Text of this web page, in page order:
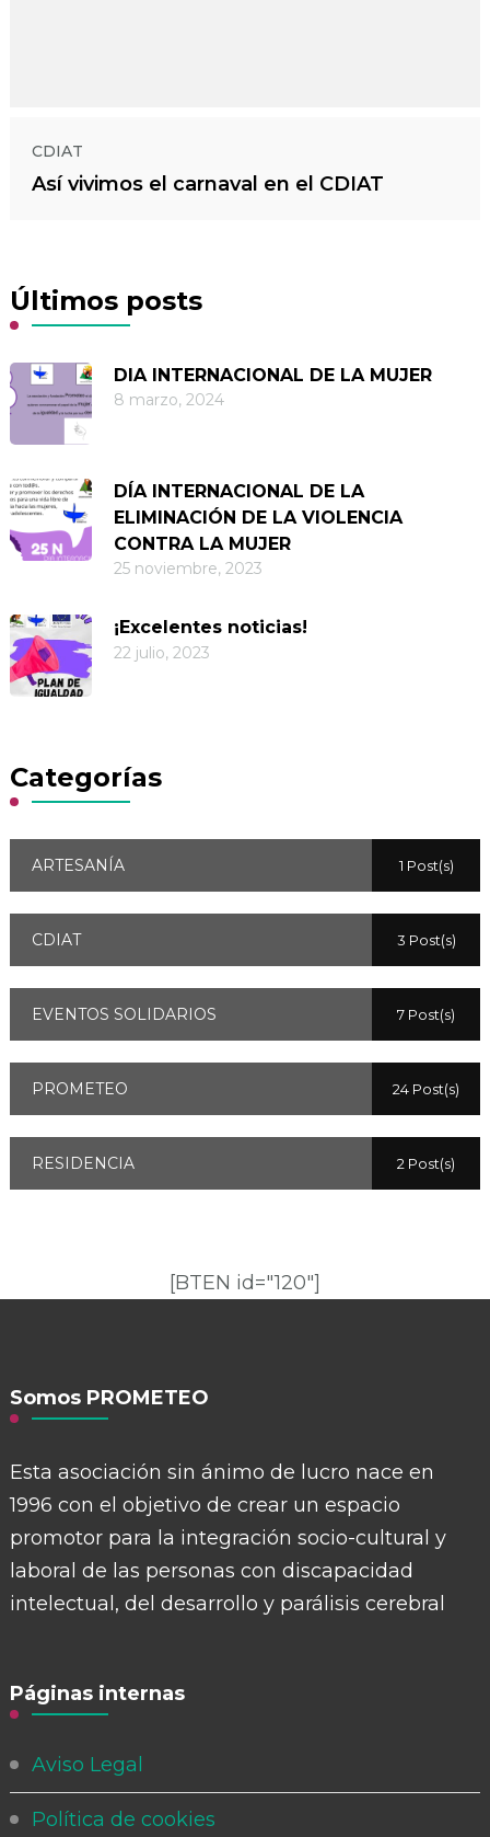
CDIAT
Así vivimos el carnaval en el CDIAT
Últimos posts
DIA INTERNACIONAL DE LA MUJER
8 marzo, 2024
DÍA INTERNACIONAL DE LA
ELIMINACIÓN DE LA VIOLENCIA
CONTRA LA MUJER
25 noviembre, 2023
¡Excelentes noticias!
22 julio, 2023
Categorías
ARTESANÍA 1 Post(s)
CDIAT 3 Post(s)
EVENTOS SOLIDARIOS 7 Post(s)
PROMETEO 24 Post(s)
RESIDENCIA 2 Post(s)
[BTEN id="120"]
Somos PROMETEO
Esta asociación sin ánimo de lucro nace en
1996 con el objetivo de crear un espacio
promotor para la integración socio-cultural y
laboral de las personas con discapacidad
intelectual, del desarrollo y parálisis cerebral
Páginas internas
Aviso Legal
Política de cookies